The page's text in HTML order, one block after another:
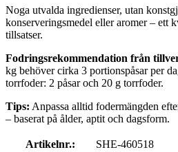
Noga utvalda ingredienser, utan
konserveringsmedel eller aromer – ett
tillsatser.
Fodringsrekommendation från
kg behöver cirka 3 portionspåsar per
torrfoder: 2 påsar och 20 g torrfoder.
Tips: Anpassa alltid fodermängden
– baserat på ålder, aptit och dagsform.
Artikelnr.:
SHE-460518